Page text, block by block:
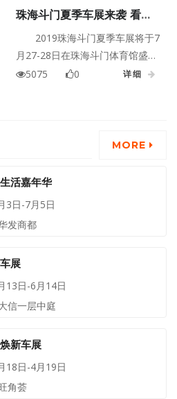
珠海斗门夏季车展来袭 看看
有哪些优惠？
2019珠海斗门夏季车展将于7
月27-28日在珠海斗门体育馆盛大
举行。届时，将有近30家车商，
5075 0 详细
MORE
活嘉年华
3日-7月5日
发商都
展
13日-6月14日
信一层中庭
新车展
18日-4月19日
角荟